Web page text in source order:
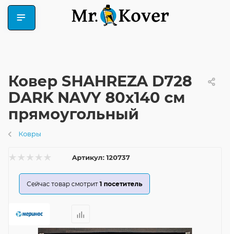
Ковер SHAHREZA D728
DARK NAVY 80x140 см
прямоугольный
Ковры
Артикул: 120737
Сейчас товар смотрит 1 посетитель